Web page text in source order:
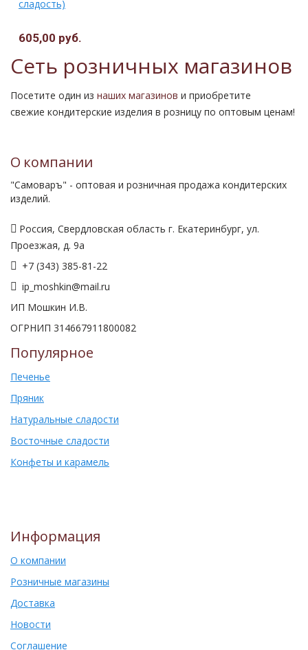
сладость)
605,00 руб.
Сеть розничных магазинов
Посетите один из наших магазинов и приобретите
свежие кондитерские изделия в розницу по оптовым ценам!
О компании
"Самоваръ" - оптовая и розничная продажа кондитерских
изделий.
Россия, Свердловская область г. Екатеринбург, ул.
Проезжая, д. 9а
+7 (343) 385-81-22
ip_moshkin@mail.ru
ИП Мошкин И.В.
ОГРНИП 314667911800082
Популярное
Печенье
Пряник
Натуральные сладости
Восточные сладости
Конфеты и карамель
Информация
О компании
Розничные магазины
Доставка
Новости
Соглашение